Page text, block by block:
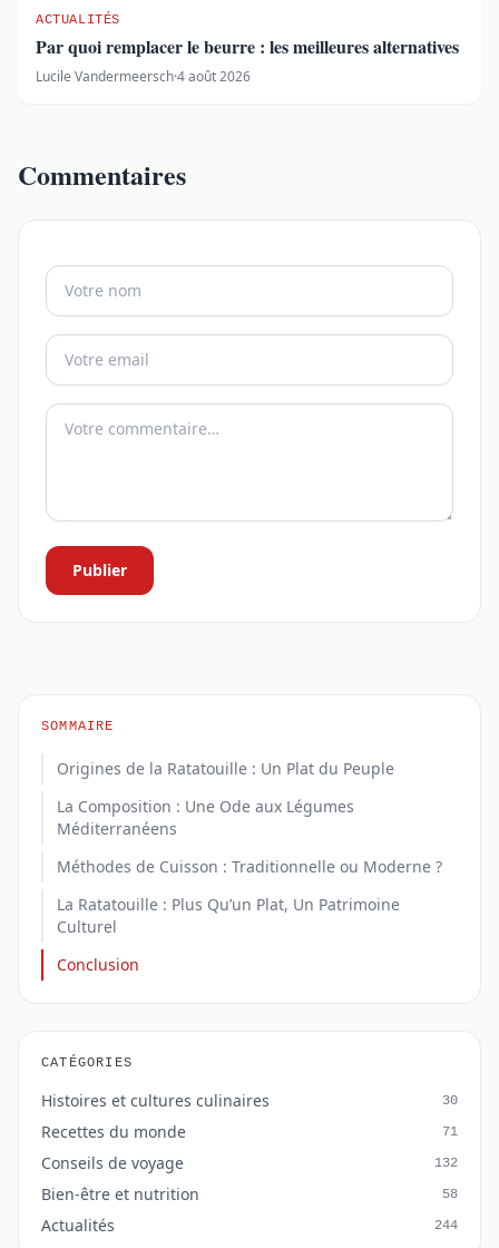
ACTUALITÉS
Par quoi remplacer le beurre : les meilleures alternatives
Lucile Vandermeersch·4 août 2026
Commentaires
Publier
SOMMAIRE
Origines de la Ratatouille : Un Plat du Peuple
La Composition : Une Ode aux Légumes
Méditerranéens
Méthodes de Cuisson : Traditionnelle ou Moderne ?
La Ratatouille : Plus Qu’un Plat, Un Patrimoine
Culturel
Conclusion
CATÉGORIES
Histoires et cultures culinaires 30
Recettes du monde 71
Conseils de voyage 132
Bien-être et nutrition 58
Actualités 244